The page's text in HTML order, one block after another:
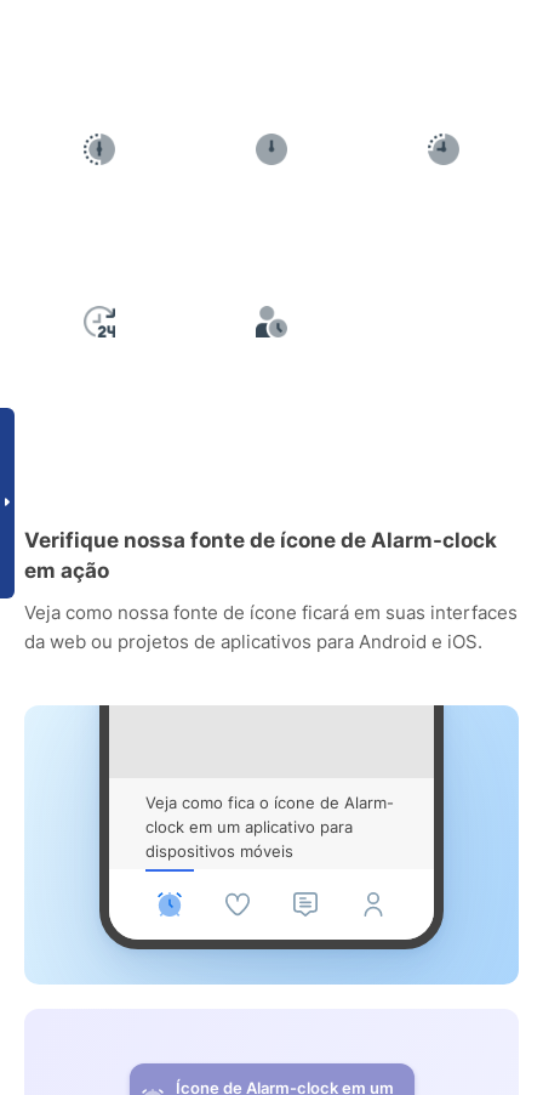
Verifique nossa fonte de ícone de Alarm-clock
em ação
Veja como nossa fonte de ícone ficará em suas interfaces
da web ou projetos de aplicativos para Android e iOS.
Veja como fica o ícone de Alarm-
clock em um aplicativo para
dispositivos móveis
Ícone de Alarm-clock em um